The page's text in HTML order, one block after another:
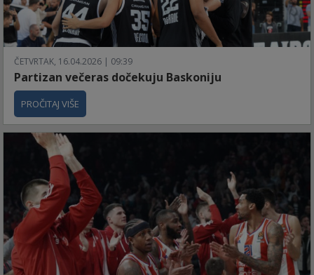
ČETVRTAK, 16.04.2026 | 09:39
Partizan večeras dočekuju Baskoniju
PROČITAJ VIŠE